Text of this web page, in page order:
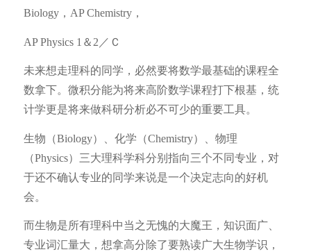
Biology，AP Chemistry，
AP Physics 1＆2／Ｃ
未来想走理科的同学，必然要将数学最基础的课程全
数拿下。微积分能为将来高阶数学课程打下根基，统
计学更是将来做科研分析必不可少的重要工具。
生物（Biology）、化学（Chemistry）、物理
（Physics）三大理科学科分别指向三个不同专业，对
于还不确认专业的同学来说是一个决定志向的好机
会。
而生物是所有理科中当之无愧的大魔王，知识面广、
专业词汇量大，想拿高分除了要熟读广大生物学识，